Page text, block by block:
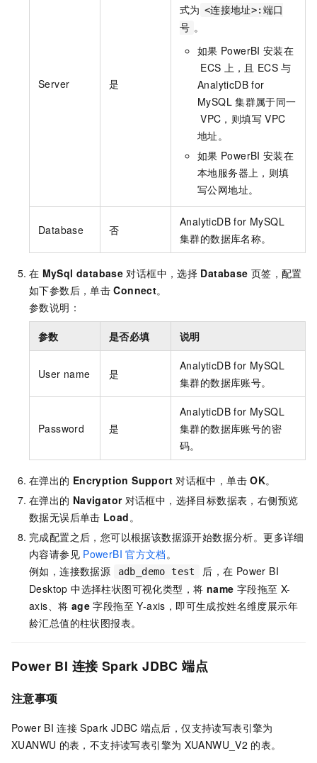
Server 是
式为 <连接地址>:端口
号 。
如果 PowerBI 安装在
ECS 上，且 ECS 与
AnalyticDB for
MySQL 集群属于同一
VPC，则填写 VPC
地址。
如果 PowerBI 安装在
本地服务器上，则填
写公网地址。
Database 否
AnalyticDB for MySQL
集群的数据库名称。
在 MySql database 对话框中，选择 Database 页签，配置
如下参数后，单击 Connect。
参数说明：
参数 是否必填 说明
User name 是
AnalyticDB for MySQL
集群的数据库账号。
Password 是
AnalyticDB for MySQL
集群的数据库账号的密
码。
在弹出的 Encryption Support 对话框中，单击 OK。
在弹出的 Navigator 对话框中，选择目标数据表，右侧预览
数据无误后单击 Load 。
完成配置之后，您可以根据该数据源开始数据分析。更多详细
内容请参见 PowerBI 官方文档 。
例如，连接数据源
adb_demo test
后，在 Power BI
Desktop 中选择柱状图可视化类型，将 name 字段拖至 X-
axis、将 age 字段拖至 Y-axis，即可生成按姓名维度展示年
龄汇总值的柱状图报表。
Power BI 连接 Spark JDBC 端点
注意事项
Power BI 连接 Spark JDBC 端点后，仅支持读写表引擎为
XUANWU 的表，不支持读写表引擎为 XUANWU_V2 的表。